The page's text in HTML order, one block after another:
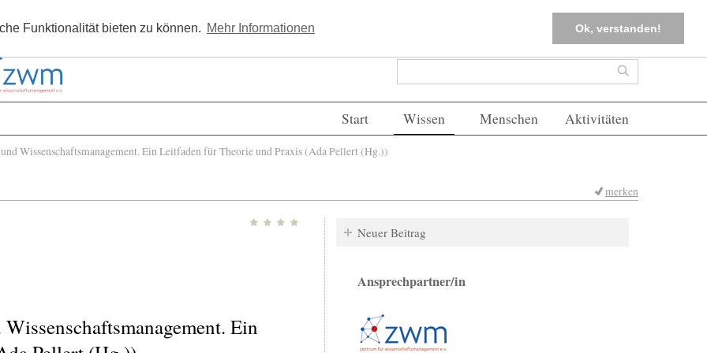
Funktionalität bieten zu können. Mehr Informationen Ok, verstanden!
Kostenlos registrieren FAQs Einloggen
Suchformular Suche
Start Wissen Menschen Aktivitäten
Wissenschaftsmanagement. Ein Leitfaden für Theorie und Praxis (Ada Pellert (Hg.))
merken
Ein
Neuer Beitrag
Ansprechpartner/in